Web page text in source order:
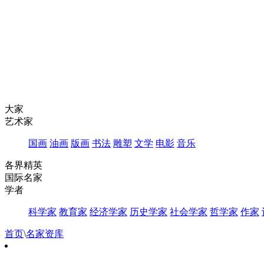
大家
艺术家
国画 油画 版画 书法 雕塑 文学 电影 音乐
各界精英
国际名家
学者
科学家 教育家 经济学家 历史学家 社会学家 哲学家 作家
首页\名家资库